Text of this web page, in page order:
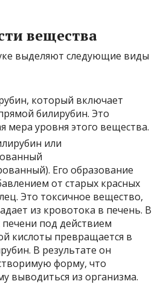
вещества
выделяют следующие виды
который включает
билирубин. Это
мера уровня этого вещества.
или
Его образование
от старых красных
Это токсичное вещество,
из кровотока в печень. В
печени под действием
кислоты превращается в
В результате он
форму, что
выводиться из организма.